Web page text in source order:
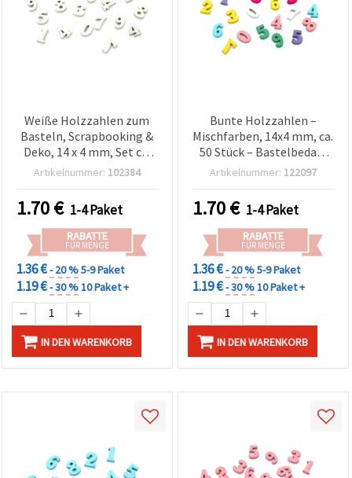
Weiße Holzzahlen zum
Basteln, Scrapbooking &
Deko, 14 x 4 mm, Set ca.
50 Stück, sortiert
Artikelnummer: 102384
1.70€ 1-4 Paket
RABATTE
FÜR MENGE
1.36 €- 20 %5-9 Paket
1.19 €- 30 %10 Paket +
IN DEN WARENKORB
Bunte Holzzahlen –
Mischfarben, 14x4 mm, ca.
50 Stück – Bastelbedarf
für DIY & Deko-Projekte
Artikelnummer: 122097
1.70€ 1-4 Paket
RABATTE
FÜR MENGE
1.36 €- 20 %5-9 Paket
1.19 €- 30 %10 Paket +
IN DEN WARENKORB